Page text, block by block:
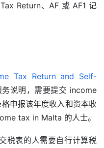
Return、AF 或 AF1 记
Tax Return and Self-
务说明，需要提交 income
申报该年度收入和资本收
tax in Malta 的人士。
税表的人需要自行计算税